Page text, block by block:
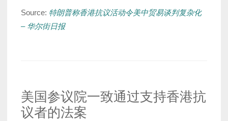
Source: 特朗普称香港抗议活动令美中贸易谈判复杂化
– 华尔街日报
美国参议院一致通过支持香港抗
议者的法案